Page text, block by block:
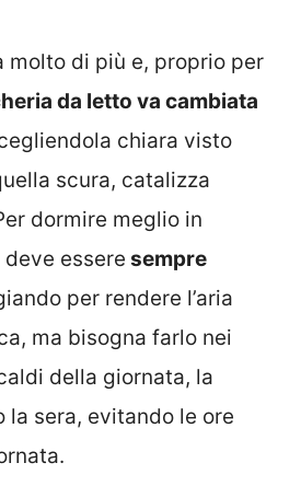
molto di più e, proprio per
da letto va cambiata
chiara visto
scura, catalizza
dormire meglio in
essere sempre
per rendere l’aria
ma bisogna farlo nei
della giornata, la
la sera, evitando le ore